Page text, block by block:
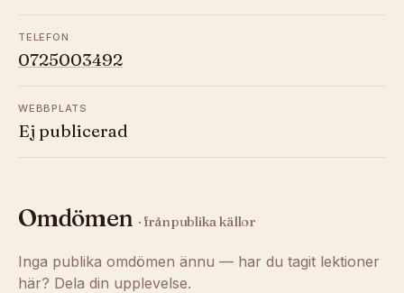
TELEFON
0725003492
WEBBPLATS
Ej publicerad
Omdömen · från publika källor
Inga publika omdömen ännu — har du tagit lektioner
här? Dela din upplevelse.